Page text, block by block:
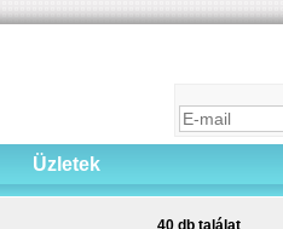
Üzletek
40 db találat